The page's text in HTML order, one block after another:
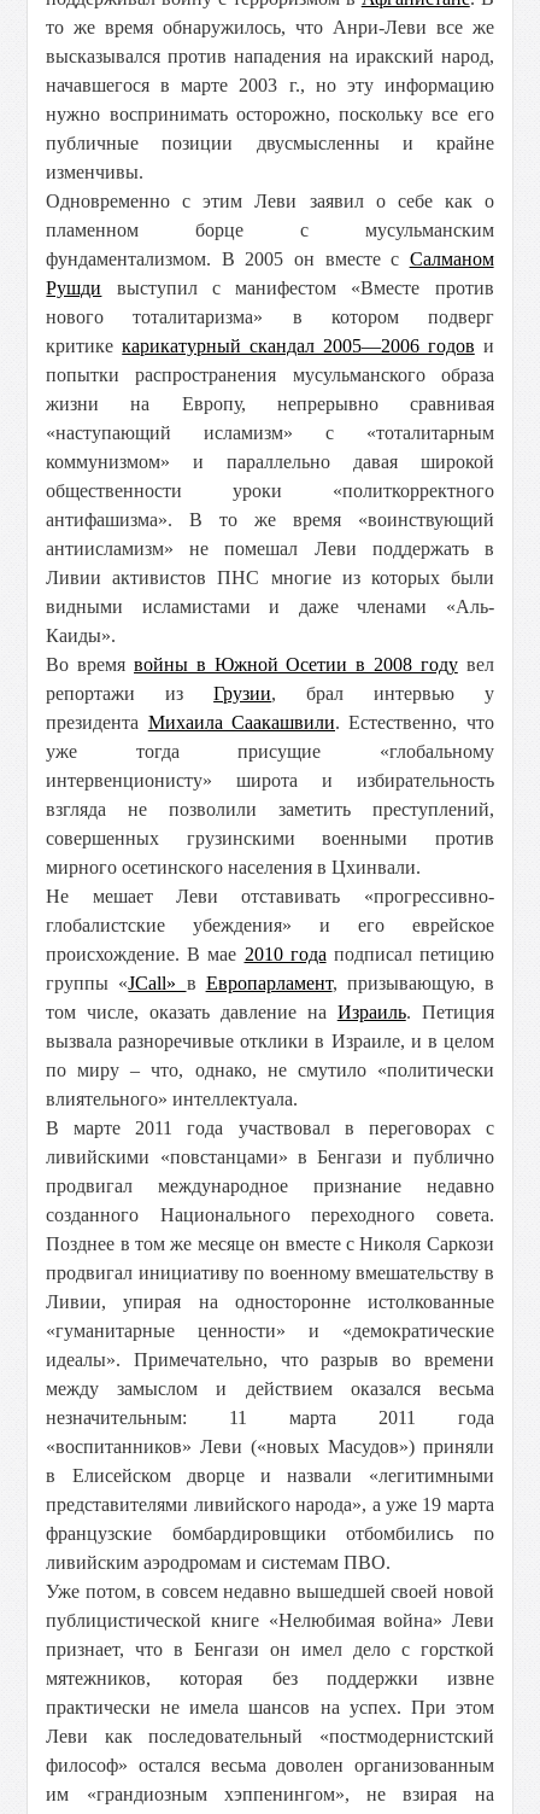
то же время обнаружилось, что Анри-Леви все же
высказывался против нападения на иракский народ,
начавшегося в марте 2003 г., но эту информацию
нужно воспринимать осторожно, поскольку все его
публичные позиции двусмысленны и крайне
изменчивы.
Одновременно с этим Леви заявил о себе как о
пламенном борце с мусульманским
фундаментализмом. В 2005 он вместе с Салманом
Рушди выступил с манифестом «Вместе против
нового тоталитаризма» в котором подверг
критикекарикатурный скандал 2005—2006 годов и
попытки распространения мусульманского образа
жизни на Европу, непрерывно сравнивая
«наступающий исламизм» с «тоталитарным
коммунизмом» и параллельно давая широкой
общественности уроки «политкорректного
антифашизма». В то же время «воинствующий
антиисламизм» не помешал Леви поддержать в
Ливии активистов ПНС многие из которых были
видными исламистами и даже членами «Аль-
Каиды».
Во времявойны в Южной Осетии в 2008 годувел
репортажи изГрузии, брал интервью у
президента Михаила Саакашвили. Естественно, что
уже тогда присущие «глобальному
интервенционисту» широта и избирательность
взгляда не позволили заметить преступлений,
совершенных грузинскими военными против
мирного осетинского населения в Цхинвали.
Не мешает Леви отставивать «прогрессивно-
глобалистские убеждения» и его еврейское
происхождение. В мае 2010 года подписал петицию
группы «JCall» в Европарламент, призывающую, в
том числе, оказать давление на Израиль. Петиция
вызвала разноречивые отклики в Израиле, и в целом
по миру – что, однако, не смутило «политически
влиятельного» интеллектуала.
В марте 2011 года участвовал в переговорах с
ливийскими «повстанцами» в Бенгази и публично
продвигал международное признание недавно
созданного Национального переходного совета.
Позднее в том же месяце он вместе с Николя Саркози
продвигал инициативу по военному вмешательству в
Ливии, упирая на односторонне истолкованные
«гуманитарные ценности» и «демократические
идеалы». Примечательно, что разрыв во времени
между замыслом и действием оказался весьма
незначительным: 11 марта 2011 года
«воспитанников» Леви («новых Масудов») приняли
в Елисейском дворце и назвали «легитимными
представителями ливийского народа», а уже 19 марта
французские бомбардировщики отбомбились по
ливийским аэродромам и системам ПВО.
Уже потом, в совсем недавно вышедшей своей новой
публицистической книге «Нелюбимая война» Леви
признает, что в Бенгази он имел дело с горсткой
мятежников, которая без поддержки извне
практически не имела шансов на успех. При этом
Леви как последовательный «постмодернистский
философ» остался весьма доволен организованным
им «грандиозным хэппенингом», не взирая на